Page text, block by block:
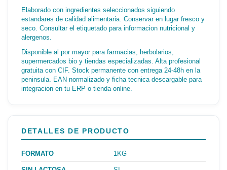
Elaborado con ingredientes seleccionados siguiendo
estandares de calidad alimentaria. Conservar en lugar fresco y
seco. Consultar el etiquetado para informacion nutricional y
alergenos.
Disponible al por mayor para farmacias, herbolarios,
supermercados bio y tiendas especializadas. Alta profesional
gratuita con CIF. Stock permanente con entrega 24-48h en la
peninsula. EAN normalizado y ficha tecnica descargable para
integracion en tu ERP o tienda online.
DETALLES DE PRODUCTO
FORMATO 1KG